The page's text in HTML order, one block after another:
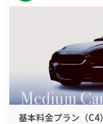
基本料金プラン（C4）